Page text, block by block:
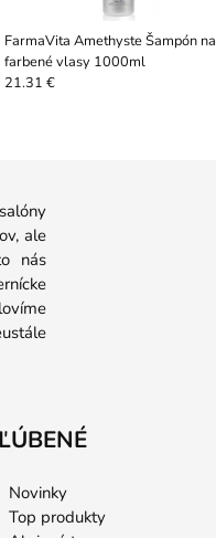
FarmaVita Amethyste Šampón na
farbené vlasy 1000ml
21.31 €
ale
nás
Novinky
Top produkty